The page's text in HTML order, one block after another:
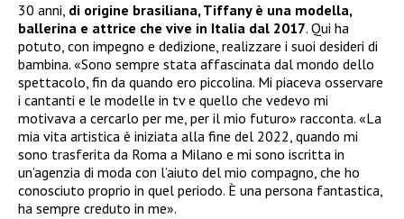
30 anni, di origine brasiliana, Tiffany è una modella,
ballerina e attrice che vive in Italia dal 2017. Qui ha
potuto, con impegno e dedizione, realizzare i suoi desideri di
bambina. «Sono sempre stata affascinata dal mondo dello
spettacolo, fin da quando ero piccolina. Mi piaceva osservare
i cantanti e le modelle in tv e quello che vedevo mi
motivava a cercarlo per me, per il mio futuro» racconta. «La
mia vita artistica è iniziata alla fine del 2022, quando mi
sono trasferita da Roma a Milano e mi sono iscritta in
un’agenzia di moda con l’aiuto del mio compagno, che ho
conosciuto proprio in quel periodo. È una persona fantastica,
ha sempre creduto in me».